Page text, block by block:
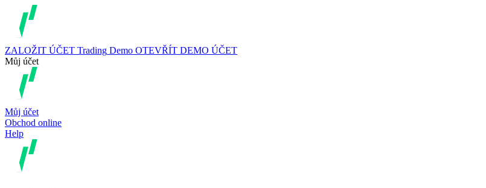
ZALOŽIT ÚČET Trading Demo OTEVŘÍT DEMO ÚČET
Můj účet
Můj účet
Obchod online
Help